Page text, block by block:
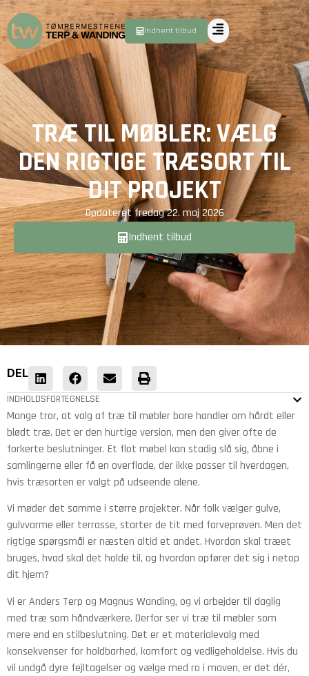
Indhent tilbud
TRÆ TIL MØBLER: VÆLG
DEN RIGTIGE TRÆSORT TIL
DIT PROJEKT
Opdateretfredag 22. maj 2026
Indhent tilbud
DEL
INDHOLDSFORTEGNELSE
Mange tror, at valg af træ til møbler bare handler om hårdt eller
blødt træ. Det er den hurtige version, men den giver ofte de
forkerte beslutninger. Et flot møbel kan stadig slå sig, åbne i
samlingerne eller få en overflade, der ikke passer til hverdagen,
hvis træsorten er valgt på udseende alene.
Vi møder det samme i større projekter. Når folk vælger gulve,
gulvvarme eller terrasse, starter de tit med farveprøven. Men det
rigtige spørgsmål er næsten altid et andet. Hvordan skal træet
bruges, hvad skal det holde til, og hvordan opfører det sig i netop
dit hjem?
Vi er Anders Terp og Magnus Wanding, og vi arbejder til daglig
med træ som håndværkere. Derfor ser vi træ til møbler som
mere end en stilbeslutning. Det er et materialevalg med
konsekvenser for holdbarhed, komfort og vedligeholdelse. Hvis du
vil undgå dyre fejltagelser og vælge med ro i maven, er det dér,